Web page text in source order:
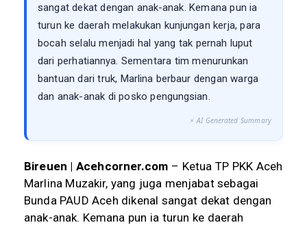
sangat dekat dengan anak-anak. Kemana pun ia
turun ke daerah melakukan kunjungan kerja, para
bocah selalu menjadi hal yang tak pernah luput
dari perhatiannya. Sementara tim menurunkan
bantuan dari truk, Marlina berbaur dengan warga
dan anak-anak di posko pengungsian.
⚡ AI Generated Summary
Bireuen | Acehcorner.com – Ketua TP PKK Aceh
Marlina Muzakir, yang juga menjabat sebagai
Bunda PAUD Aceh dikenal sangat dekat dengan
anak-anak. Kemana pun ia turun ke daerah